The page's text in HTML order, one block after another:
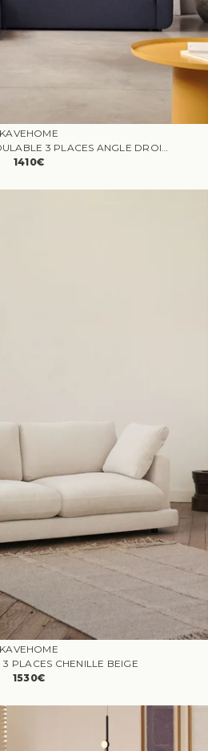
KAVEHOME
NEOM - CANAPÉ MODULABLE 3 PLACES ANGLE DROITE/GAUCHE BLEU
1410€
KAVEHOME
PLACES CHENILLE BEIGE
1530€